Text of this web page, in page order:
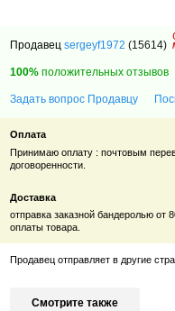
Продавецsergeyf1972 (15614)
100% положительных отзывов
Задать вопрос Продавцу
Оплата
Принимаю оплату : почтовым
договоренности.
Доставка
отправка заказной бандеролью
оплаты товара.
Продавец отправляет в другие
Смотрите также